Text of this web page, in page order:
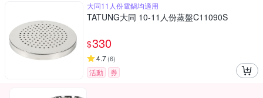
大同11人份電鍋均適用
TATUNG大同 10-11人份蒸盤C11090S
$330
4.7(6)
活動 券